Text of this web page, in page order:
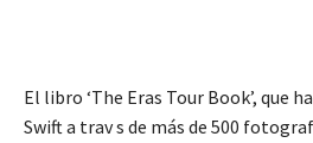
El libro ‘The Eras Tour Book’, que
Swift a trav s de más de 500